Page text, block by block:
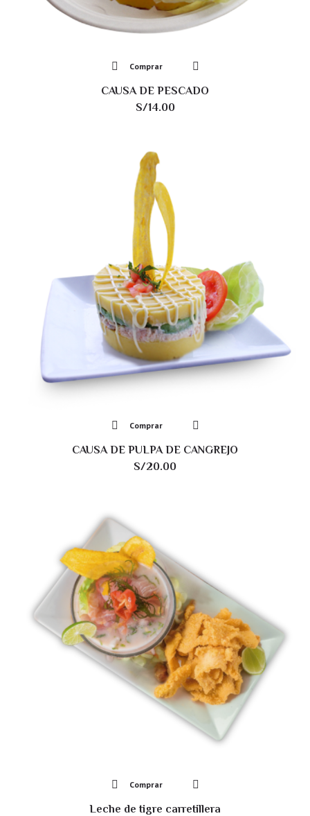
Comprar
CAUSA DE PESCADO
S/14.00
Comprar
CAUSA DE PULPA DE CANGREJO
S/20.00
Comprar
Leche de tigre carretillera